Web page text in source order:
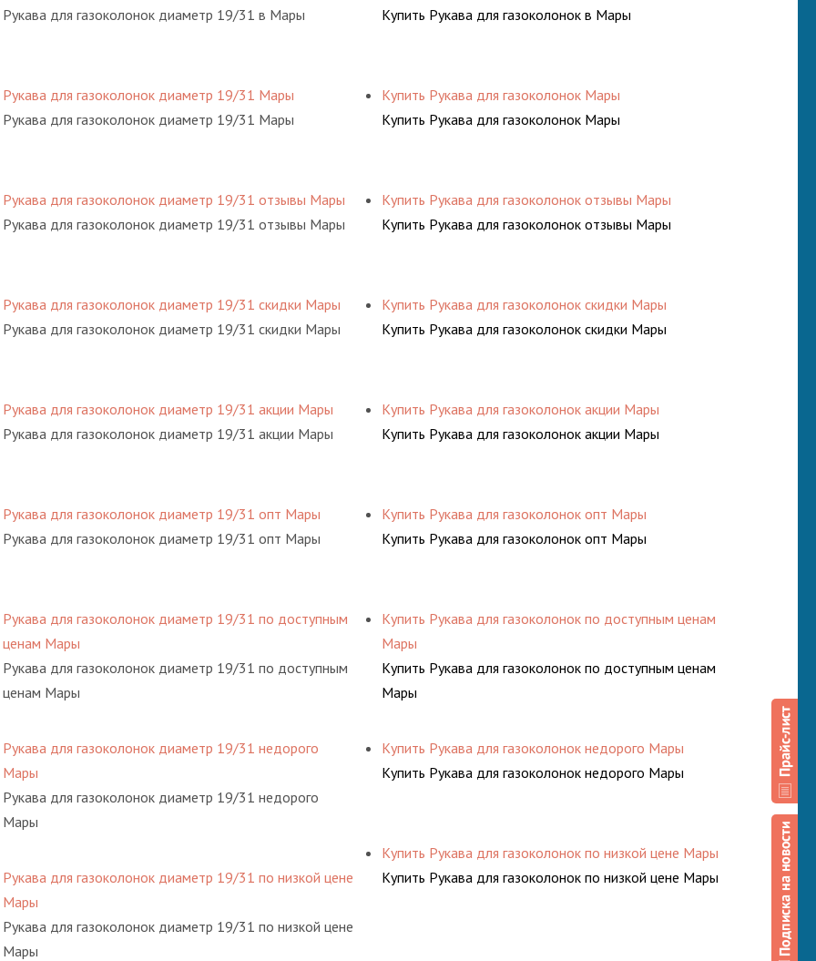
Рукава для газоколонок диаметр 19/31 в Мары
Рукава для газоколонок диаметр 19/31 Мары
Рукава для газоколонок диаметр 19/31 Мары
Рукава для газоколонок диаметр 19/31 отзывы Мары
Рукава для газоколонок диаметр 19/31 отзывы Мары
Рукава для газоколонок диаметр 19/31 скидки Мары
Рукава для газоколонок диаметр 19/31 скидки Мары
Рукава для газоколонок диаметр 19/31 акции Мары
Рукава для газоколонок диаметр 19/31 акции Мары
Рукава для газоколонок диаметр 19/31 опт Мары
Рукава для газоколонок диаметр 19/31 опт Мары
Рукава для газоколонок диаметр 19/31 по доступным
ценам Мары
Рукава для газоколонок диаметр 19/31 по доступным
ценам Мары
Рукава для газоколонок диаметр 19/31 недорого
Мары
Рукава для газоколонок диаметр 19/31 недорого
Мары
Рукава для газоколонок диаметр 19/31 по низкой цене
Мары
Рукава для газоколонок диаметр 19/31 по низкой цене
Мары
Купить Рукава для газоколонок в Мары
Купить Рукава для газоколонок Мары
Купить Рукава для газоколонок Мары
Купить Рукава для газоколонок отзывы Мары
Купить Рукава для газоколонок отзывы Мары
Купить Рукава для газоколонок скидки Мары
Купить Рукава для газоколонок скидки Мары
Купить Рукава для газоколонок акции Мары
Купить Рукава для газоколонок акции Мары
Купить Рукава для газоколонок опт Мары
Купить Рукава для газоколонок опт Мары
Купить Рукава для газоколонок по доступным ценам
Мары
Купить Рукава для газоколонок по доступным ценам
Мары
Купить Рукава для газоколонок недорого Мары
Купить Рукава для газоколонок недорого Мары
Купить Рукава для газоколонок по низкой цене Мары
Купить Рукава для газоколонок по низкой цене Мары